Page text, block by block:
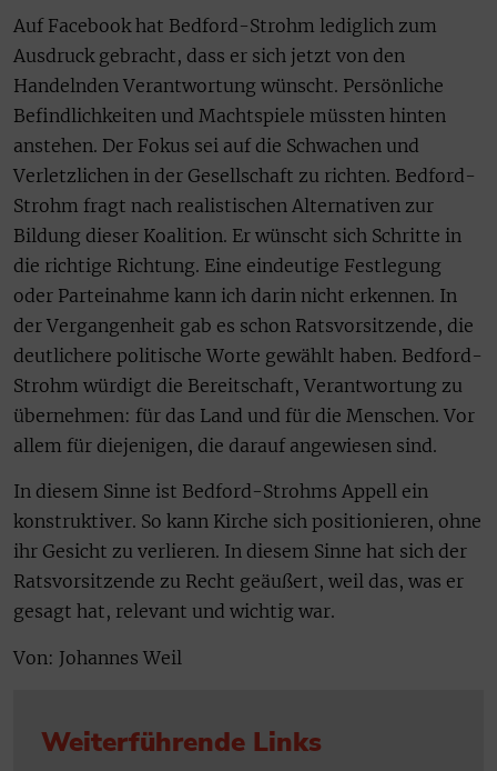
Auf Facebook hat Bedford-Strohm lediglich zum
Ausdruck gebracht, dass er sich jetzt von den
Handelnden Verantwortung wünscht. Persönliche
Befindlichkeiten und Machtspiele müssten hinten
anstehen. Der Fokus sei auf die Schwachen und
Verletzlichen in der Gesellschaft zu richten. Bedford-
Strohm fragt nach realistischen Alternativen zur
Bildung dieser Koalition. Er wünscht sich Schritte in
die richtige Richtung. Eine eindeutige Festlegung
oder Parteinahme kann ich darin nicht erkennen. In
der Vergangenheit gab es schon Ratsvorsitzende, die
deutlichere politische Worte gewählt haben. Bedford-
Strohm würdigt die Bereitschaft, Verantwortung zu
übernehmen: für das Land und für die Menschen. Vor
allem für diejenigen, die darauf angewiesen sind.
In diesem Sinne ist Bedford-Strohms Appell ein
konstruktiver. So kann Kirche sich positionieren, ohne
ihr Gesicht zu verlieren. In diesem Sinne hat sich der
Ratsvorsitzende zu Recht geäußert, weil das, was er
gesagt hat, relevant und wichtig war.
Von: Johannes Weil
Weiterführende Links